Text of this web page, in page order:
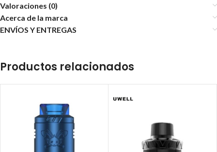
Valoraciones (0)
Acerca de la marca
ENVÍOS Y ENTREGAS
Productos relacionados